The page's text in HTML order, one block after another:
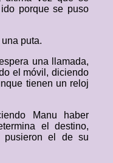
porque se puso
puta.
una llamada,
el móvil, diciendo
tienen un reloj
Manu haber
el destino,
el de su